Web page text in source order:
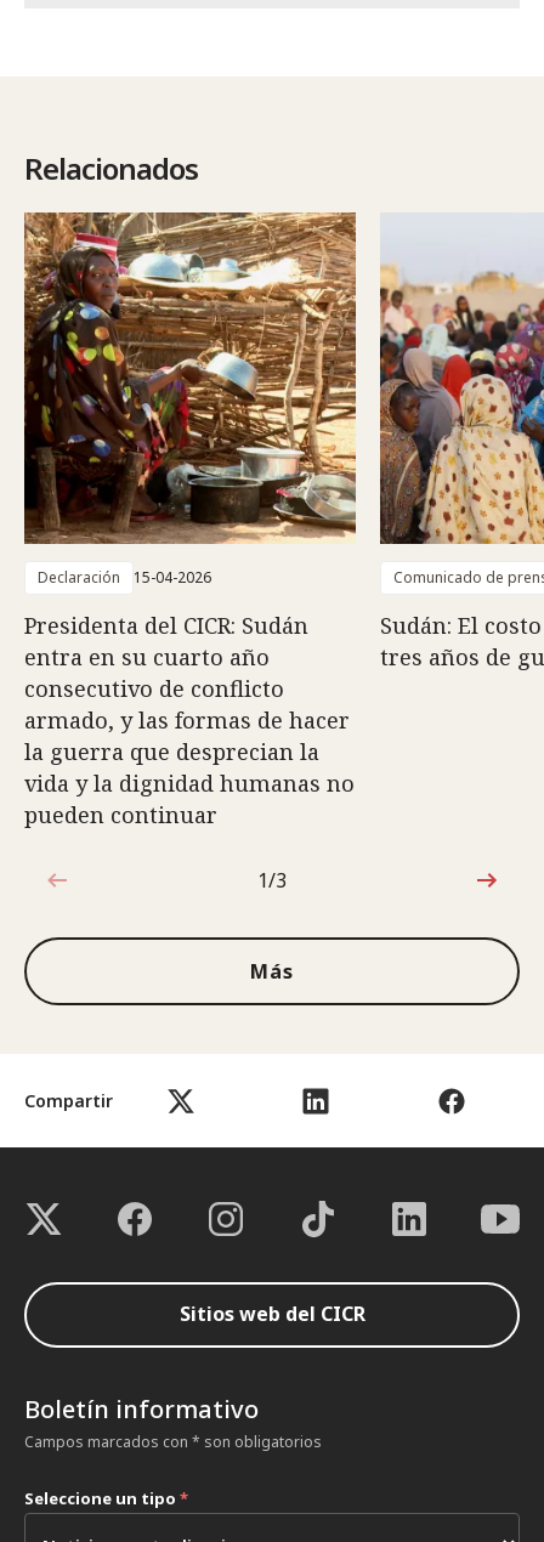
Compartir
Relacionados
Declaración 15-04-2026
Presidenta del CICR: Sudán
entra en su cuarto año
consecutivo de conflicto
armado, y las formas de hacer
la guerra que desprecian la
vida y la dignidad humanas no
pueden continuar
Comunicado de
Sudán: El
tres años de
1de3
1/3
Más
Sitios web del CICR
Boletín informativo
Campos marcados con * son obligatorios
Seleccione un tipo *